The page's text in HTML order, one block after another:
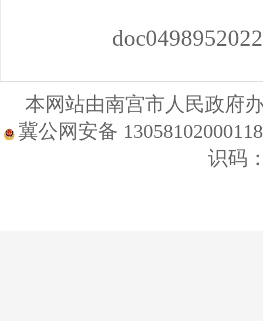
本网站由南宫市人民政
冀公网安备
识码